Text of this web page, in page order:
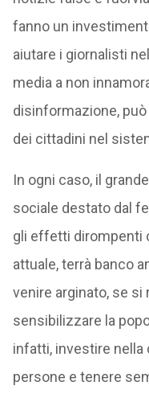
fanno un
aiutare i giornalisti
media a non
disinformazione,
dei cittadini nel
In ogni caso, il
sociale destato dal
gli effetti dirompenti
attuale, terrà banco
venire arginato, se si
sensibilizzare la
infatti, investire nella
persone e tenere